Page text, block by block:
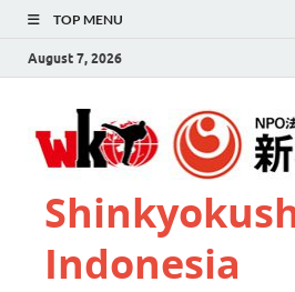
TOP MENU
August 7, 2026
Indonesia